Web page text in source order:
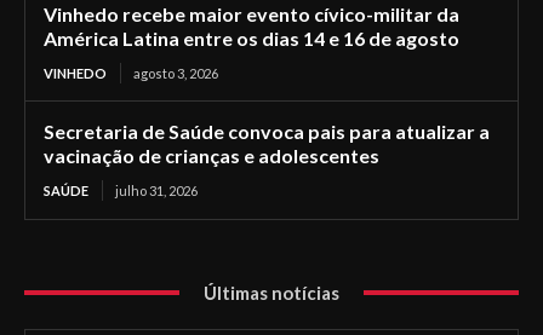
Vinhedo recebe maior evento cívico-militar da
América Latina entre os dias 14 e 16 de agosto
VINHEDO agosto 3, 2026
Secretaria de Saúde convoca pais para atualizar a
vacinação de crianças e adolescentes
SAÚDE julho 31, 2026
Últimas notícias